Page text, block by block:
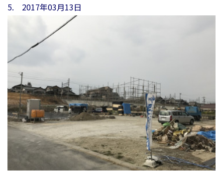
5. 2017年03月13日